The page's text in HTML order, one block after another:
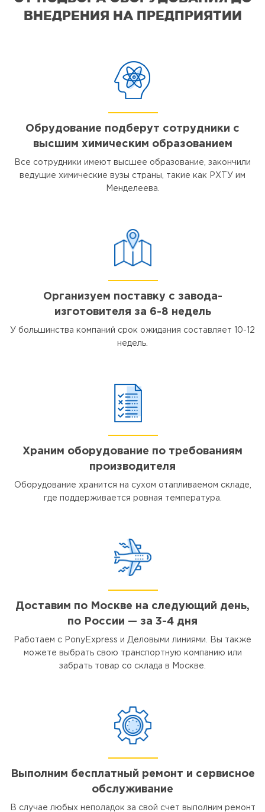
ВНЕДРЕНИЯ НА ПРЕДПРИЯТИИ
Обрудование подберут сотрудники с
высшим химическим образованием
Все сотрудники имеют высшее образование, закончили
ведущие химические вузы страны, такие как РХТУ им
Менделеева.
Организуем поставку с завода-
изготовителя за 6-8 недель
У большинства компаний срок ожидания составляет 10-12
недель.
Храним оборудование по требованиям
производителя
Оборудование хранится на сухом отапливаемом складе,
где поддерживается ровная температура.
Доставим по Москве на следующий день,
по России — за 3-4 дня
Работаем с PonyExpress и Деловыми линиями. Вы также
можете выбрать свою транспортную компанию или
забрать товар со склада в Москве.
Выполним бесплатный ремонт и сервисное
обслуживание
В случае любых неполадок за свой счет выполним ремонт